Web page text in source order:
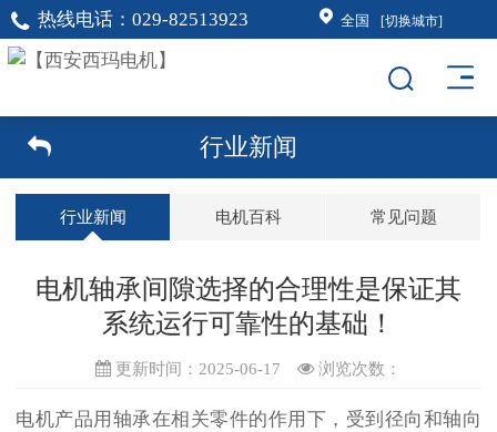
热线电话： 029-82513923 全国 [切换城市]
行业新闻
行业新闻 电机百科 常见问题
电机轴承间隙选择的合理性是保证其
系统运行可靠性的基础！
更新时间：2025-06-17 浏览次数：
电机产品用轴承在相关零件的作用下，受到径向和轴向